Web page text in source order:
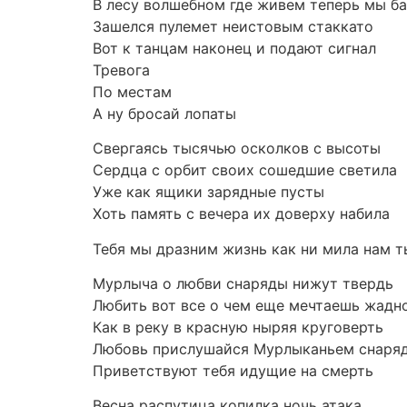
В лесу волшебном где живем теперь мы
Зашелся пулемет неистовым стаккато
Вот к танцам наконец и подают сигнал
Тревога
По местам
А ну бросай лопаты
Свергаясь тысячью осколков с высоты
Сердца с орбит своих сошедшие светила
Уже как ящики зарядные пусты
Хоть память с вечера их доверху набила
Тебя мы дразним жизнь как ни мила нам
Мурлыча о любви снаряды нижут твердь
Любить вот все о чем еще мечтаешь
Как в реку в красную ныряя круговерть
Любовь прислушайся Мурлыканьем
Приветствуют тебя идущие на смерть